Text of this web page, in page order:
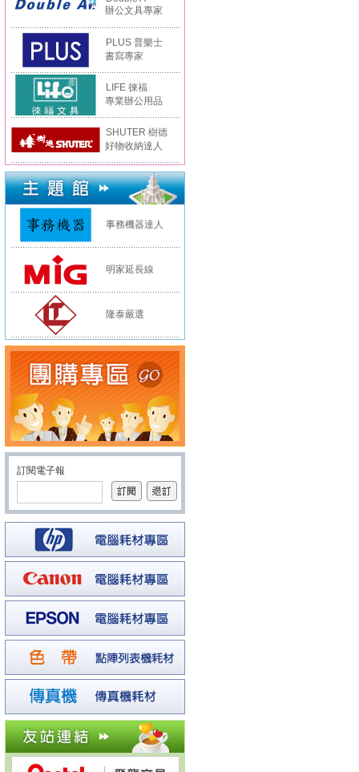
辦公文具專家
PLUS 普樂士
書寫專家
LIFE 徠福
專業辦公用品
SHUTER 樹德
好物收納達人
事務機器達人
明家延長線
隆泰嚴選